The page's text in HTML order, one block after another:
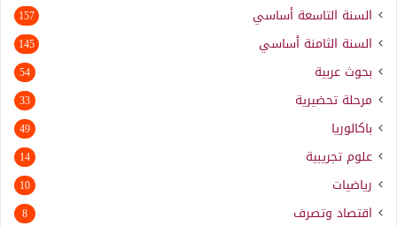
السنة التاسعة أساسي 157
السنة الثامنة أساسي 145
بحوث عربية 54
مرحلة تحضيرية 33
باكالوريا 49
علوم تجريبية 14
رياضيات 10
اقتصاد وتصرف 8